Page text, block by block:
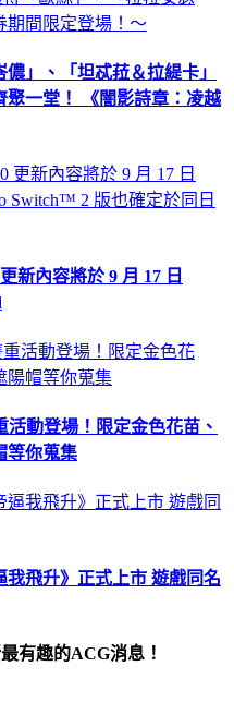
儂」、「坦忒菈＆拉緹卡」
一堂！ 《闇影詩章：凌越
新內容將於 9 月 17 日
活動登場！限定金色花苗、
等你蒐集
我飛升》正式上市 遊戲同名
有趣的ACG消息！